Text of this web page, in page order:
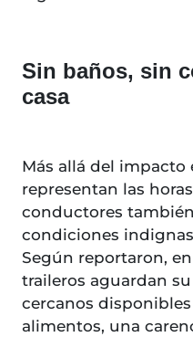
Sin baños, sin
casa
Más allá del
representan las
conductores
condiciones
Según reportaron,
traileros aguardan
cercanos
alimentos, una